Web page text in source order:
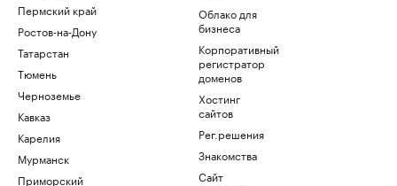
Пермский край
Ростов-на-Дону
Татарстан
Тюмень
Черноземье
Кавказ
Карелия
Мурманск
Приморский
Облако для
бизнеса
Корпоративный
регистратор
доменов
Хостинг
сайтов
Рег.решения
Знакомства
Сайт